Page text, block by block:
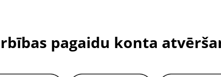
pagaidu konta